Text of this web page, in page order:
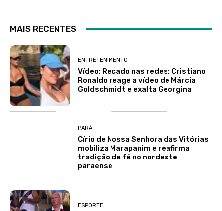
MAIS RECENTES
ENTRETENIMENTO
Vídeo: Recado nas redes; Cristiano
Ronaldo reage a vídeo de Márcia
Goldschmidt e exalta Georgina
PARÁ
Círio de Nossa Senhora das Vitórias
mobiliza Marapanim e reafirma
tradição de fé no nordeste
paraense
ESPORTE